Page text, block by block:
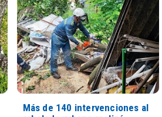
Más de 140 intervenciones al